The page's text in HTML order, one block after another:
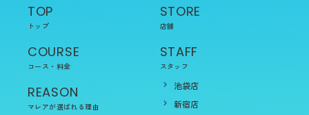
TOP
トップ
COURSE
コース・料金
REASON
マレアが選ばれる理由
STORE
店舗
STAFF
スタッフ
池袋店
新宿店